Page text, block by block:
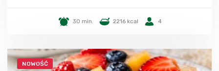
30 min. 2216 kcal 4
NOWOŚĆ